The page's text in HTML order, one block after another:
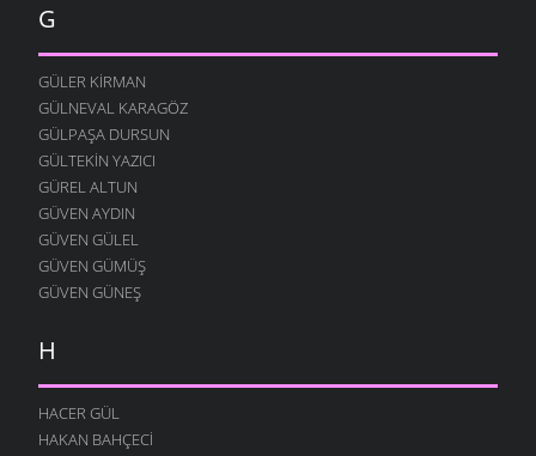
26 KASIM 2009
ÖĞRETMEN
23 KASIM 2009
İNSAN OLALIM BEYLER
23 KASIM 2009
SEVDAN ETTI
21 KASIM 2009
DOĞAYI ÖZLERDIK
21 KASIM 2009
SÖZÜM ANLAYANA
HALI PERIŞAN
13 KASIM 2009
KÖYDE SENI BEKLIYOR
4 KASIM 2009
G
GÜLER KIRMAN
GÜLNEVAL KARAGÖZ
GÜLPAŞA DURSUN
GÜLTEKIN YAZICI
GÜREL ALTUN
GÜVEN AYDIN
GÜVEN GÜLEL
GÜVEN GÜMÜŞ
GÜVEN GÜNEŞ
H
HACER GÜL
HAKAN BAHÇECI